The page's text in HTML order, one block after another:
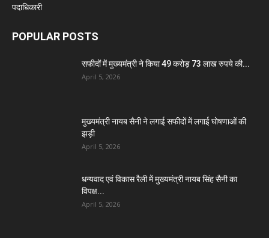
POPULAR POSTS
सफीदों में मुख्यमंत्री ने किया 49 करोड़ 73 लाख रुपये की...
April 5, 2026
मुख्यमंत्री नायब सैनी ने लगाई सफीदों में लगाई घोषणाओं की
झड़ी
April 5, 2026
धन्यवाद एवं विकास रैली में मुख्यमंत्री नायब सिंह सैनी का
विपक्ष...
April 5, 2026